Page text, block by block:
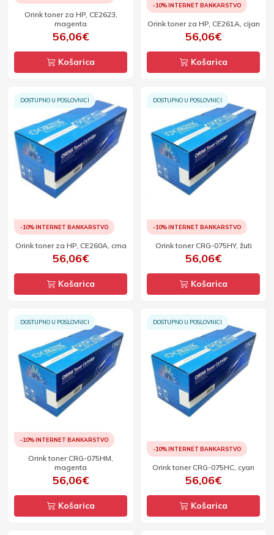
Orink toner za HP, CE2623,
magenta
56,06€
Košarica
-10% INTERNET BANKARSTVO
Orink toner za HP, CE261A, cijan
56,06€
Košarica
DOSTUPNO U POSLOVNICI
-10% INTERNET BANKARSTVO
Orink toner za HP, CE260A, crna
56,06€
Košarica
DOSTUPNO U POSLOVNICI
-10% INTERNET BANKARSTVO
Orink toner CRG-075HY, žuti
56,06€
Košarica
DOSTUPNO U POSLOVNICI
-10% INTERNET BANKARSTVO
Orink toner CRG-075HM,
magenta
56,06€
Košarica
DOSTUPNO U POSLOVNICI
-10% INTERNET BANKARSTVO
Orink toner CRG-075HC, cyan
56,06€
Košarica